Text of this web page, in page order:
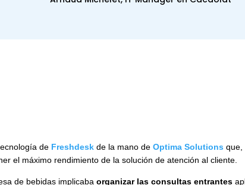
de Freshdesk de la mano deOptima Solutions
el máximo rendimiento de la solución de atención al cliente.
de bebidas implicabaorganizar las consultas entrantes